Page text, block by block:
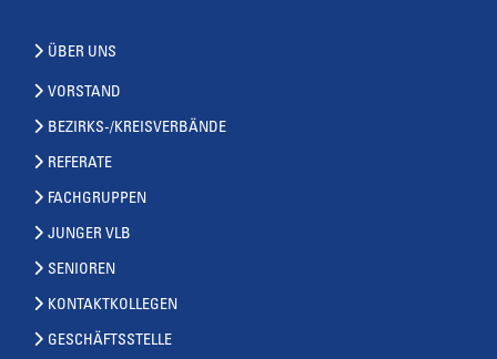
ÜBER UNS
VORSTAND
BEZIRKS-/KREISVERBÄNDE
REFERATE
FACHGRUPPEN
JUNGER VLB
SENIOREN
KONTAKTKOLLEGEN
GESCHÄFTSSTELLE